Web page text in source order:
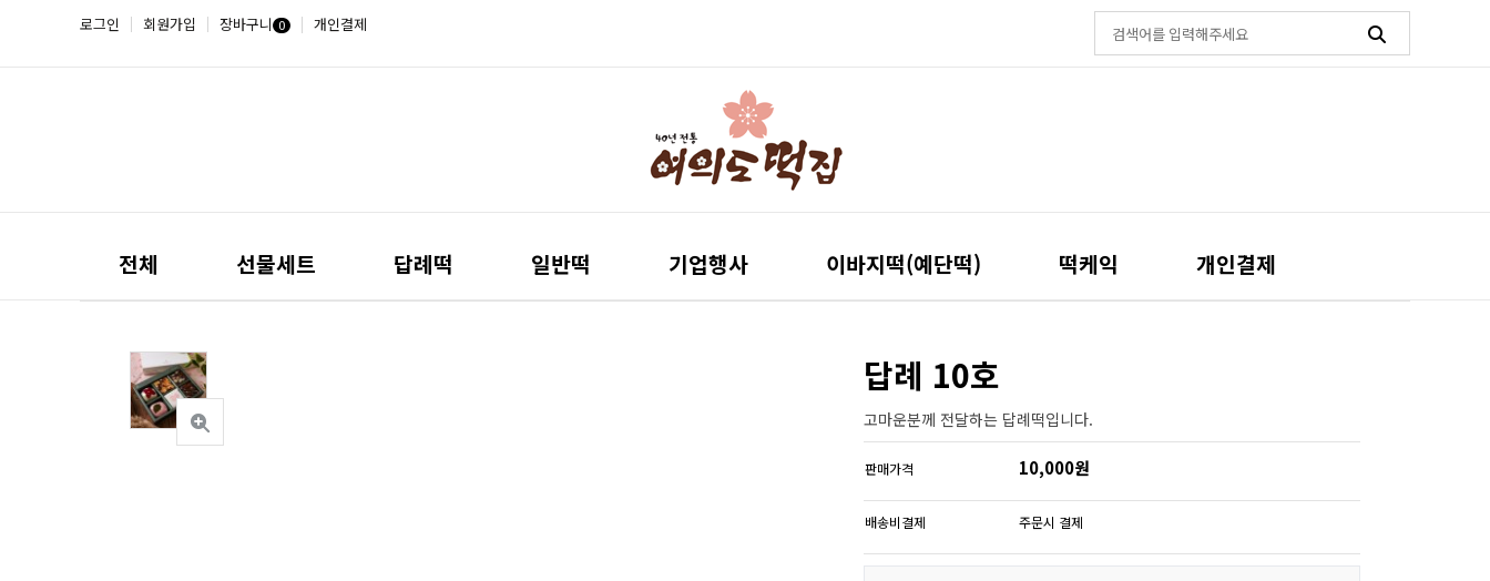
로그인 회원가입 장바구니 0 개인결제
전체 선물세트 답례떡 일반떡 기업행사 이바지떡(예단떡) 떡케익 개인결제
답례 10호
고마운분께 전달하는 답례떡입니다.
판매가격 10,000원
배송비결제 주문시 결제